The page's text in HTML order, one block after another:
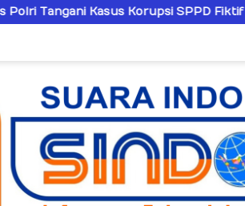
SPPD Fiktif DPRD Riau